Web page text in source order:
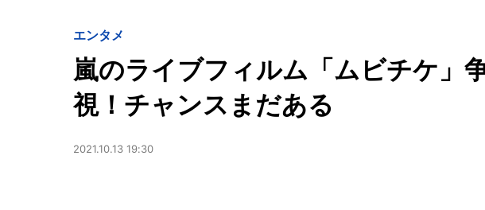
エンタメ
嵐のライブフィルム「ムビチケ」
視！チャンスまだある
2021.10.13 19:30